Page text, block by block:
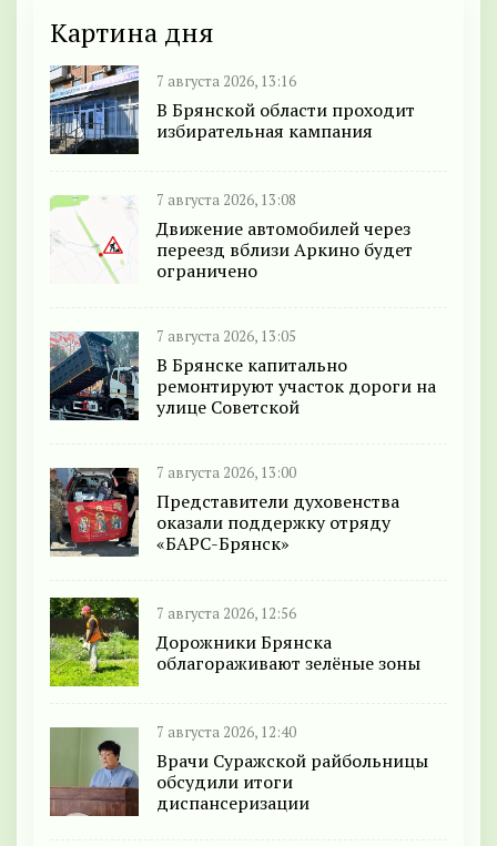
Картина дня
7 августа 2026, 13:16
В Брянской области проходит
избирательная кампания
7 августа 2026, 13:08
Движение автомобилей через
переезд вблизи Аркино будет
ограничено
7 августа 2026, 13:05
В Брянске капитально
ремонтируют участок дороги на
улице Советской
7 августа 2026, 13:00
Представители духовенства
оказали поддержку отряду
«БАРС-Брянск»
7 августа 2026, 12:56
Дорожники Брянска
облагораживают зелёные зоны
7 августа 2026, 12:40
Врачи Суражской райбольницы
обсудили итоги
диспансеризации